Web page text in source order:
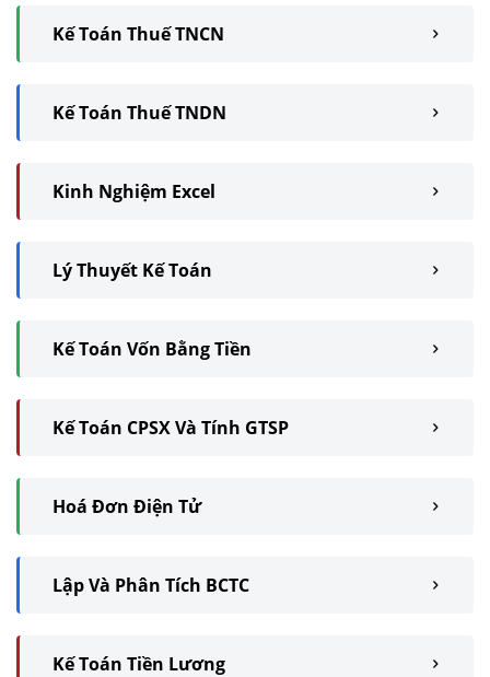
Kế Toán Thuế TNCN
Kế Toán Thuế TNDN
Kinh Nghiệm Excel
Lý Thuyết Kế Toán
Kế Toán Vốn Bằng Tiền
Kế Toán CPSX Và Tính GTSP
Hoá Đơn Điện Tử
Lập Và Phân Tích BCTC
Kế Toán Tiền Lương